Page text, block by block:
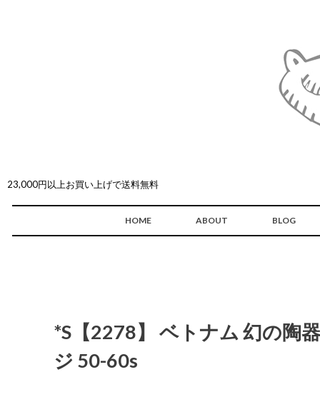
23,000円以上お買い上げで送料無料
HOME ABOUT BLOG
*S【2278】 ベトナム 幻の陶
ジ 50-60s